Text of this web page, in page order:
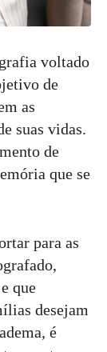
voltado
de
as
suas vidas.
de
que se
para as
que
desejam
é